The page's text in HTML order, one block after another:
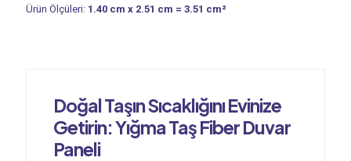
Ürün Ölçüleri: 1.40 cm x 2.51 cm = 3.51 cm²
Doğal Taşın Sıcaklığını Evinize
Getirin: Yığma Taş Fiber Duvar
Paneli